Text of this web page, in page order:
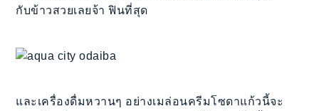
กับข้าวสวยเลยจ้า ฟินที่สุด
และเครื่องดื่มหวานๆ อย่างเมล่อนครีมโซดาแก้วนี้จะ